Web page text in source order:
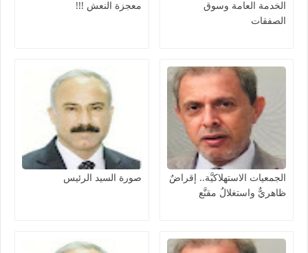
الخدمة العامة وسوق
الصفقات
معجزة النعش !!!
الجمعيات الاستهلاكيَّة.. إقراضٌ
ظاهريٌّ واستغلالٌ مقنَّع
صورة السيد الرئيس